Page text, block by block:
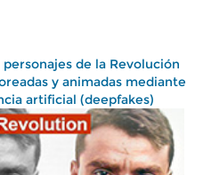
de la Revolución
y animadas mediante
artificial (deepfakes)